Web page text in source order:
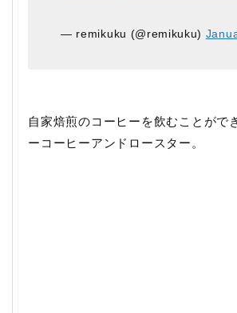
— remikuku (@remikuku)
自家焙煎のコーヒーを飲むことがで
ーコーヒーアンドロースター。